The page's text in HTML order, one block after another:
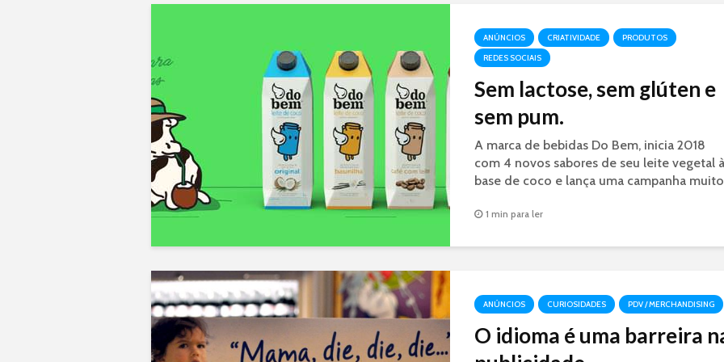
ANÚNCIOS CRIATIVIDADE
PRODUTOS
REDES SOCIAIS
Sem lactose, sem glúten e
sem pum.
A marca de bebidas Do Bem, inicia 2018
com 4 novos sabores de seu leite vegetal à
base de coco e lança uma campanha muito
1 min para ler
ANÚNCIOS CURIOSIDADES PDV / MERCHANDISING
O idioma é uma barreira